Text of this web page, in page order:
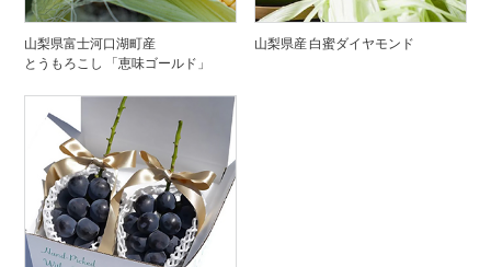
山梨県富士河口湖町産
とうもろこし 「恵味ゴールド」
山梨県産 白蜜ダイヤモンド